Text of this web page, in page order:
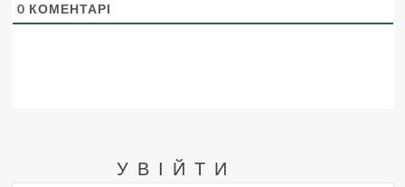
0 КОМЕНТАРІ
УВІЙТИ